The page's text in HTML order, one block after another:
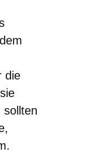
die
sollten